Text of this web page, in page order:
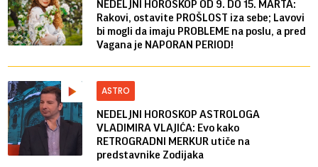
NEDELJNI HOROSKOP OD 9. DO 15. MARTA:
Rakovi, ostavite PROŠLOST iza sebe; Lavovi
bi mogli da imaju PROBLEME na poslu, a pred
Vagana je NAPORAN PERIOD!
ASTRO
NEDELJNI HOROSKOP ASTROLOGA
VLADIMIRA VLAJIĆA: Evo kako
RETROGRADNI MERKUR utiče na
predstavnike Zodijaka